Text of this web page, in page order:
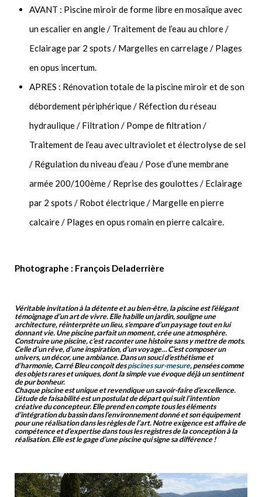
AVANT : Piscine miroir de forme libre en mosaïque avec
un escalier en angle / Traitement de l’eau au chlore /
Eclairage par 2 spots / Margelles en carrelage / Plages
en opus incertum.
APRES : Rénovation totale de la piscine miroir et de son
débordement périphérique / Réfection du réseau
hydraulique / Filtration / Pompe de filtration /
Traitement de l’eau avec ultraviolet et électrolyse de sel
/ Régulation du niveau d’eau / Pose d’une membrane
armée 200/100ème / Reprise des goulottes / Eclairage
par 2 spots / Robot électrique / Margelle en pierre
calcaire / Plages en opus romain en pierre calcaire.
Photographe : François Deladerrière
Véritable invitation à la détente et au bien-être, la piscine est l’élégant
témoignage d’un art de vivre. Elle habille un jardin, souligne une
architecture, réinterprète un lieu, s’empare d’un paysage tout en lui
donnant vie. Une piscine parfait un moment, crée une atmosphère.
Construire une piscine, c’est raconter une histoire sans y mettre de mots.
Celle d’un rêve, d’une inspiration, d’un voyage… C’est composer un
univers, un décor, une ambiance. Dans un souci d’esthétisme et
d’harmonie, Carré Bleu conçoit despiscines sur-mesure, pensées comme
des objets rares et uniques, dont la simple vue évoque déjà un sentiment
de pur bonheur.
Chaque piscine est unique et revendique un savoir-faire d’excellence.
L’étude de faisabilité est un postulat de départ qui suit l’intention
créative du concepteur. Elle prend en compte tous les éléments
d’intégration du bassin dans l’environnement donné et son équipement
pour une réalisation dans les règles de l’art. Notre exigence est affaire de
compétence et d’expertise dans tous les registres de la conception à la
réalisation. Elle est le gage d’une piscine qui signe sa différence !